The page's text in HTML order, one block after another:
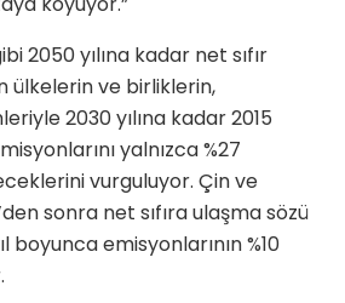
2050 yılına kadar net sıfır
ülkelerin ve birliklerin,
2030 yılına kadar 2015
yalnızca %27
vurguluyor. Çin ve
sonra net sıfıra ulaşma sözü
boyunca emisyonlarının %10